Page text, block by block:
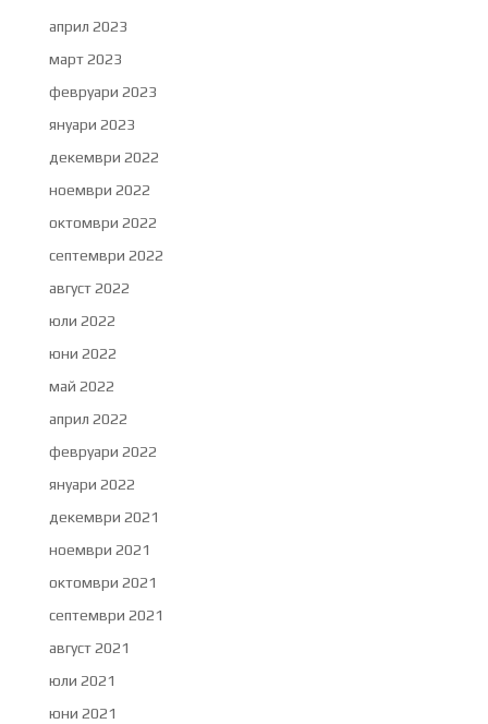
април 2023
март 2023
февруари 2023
януари 2023
декември 2022
ноември 2022
октомври 2022
септември 2022
август 2022
юли 2022
юни 2022
май 2022
април 2022
февруари 2022
януари 2022
декември 2021
ноември 2021
октомври 2021
септември 2021
август 2021
юли 2021
юни 2021